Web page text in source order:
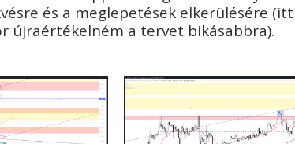
és a meglepetések elkerülésére
újraértékelném a tervet bikásabbra).